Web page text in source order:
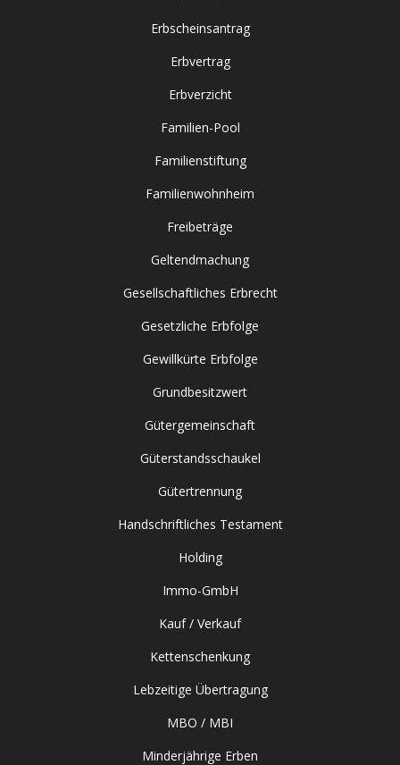
Erbscheinsantrag
Erbvertrag
Erbverzicht
Familien-Pool
Familienstiftung
Familienwohnheim
Freibeträge
Geltendmachung
Gesellschaftliches Erbrecht
Gesetzliche Erbfolge
Gewillkürte Erbfolge
Grundbesitzwert
Gütergemeinschaft
Güterstandsschaukel
Gütertrennung
Handschriftliches Testament
Holding
Immo-GmbH
Kauf / Verkauf
Kettenschenkung
Lebzeitige Übertragung
MBO / MBI
Minderjährige Erben